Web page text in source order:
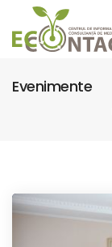
Evenimente